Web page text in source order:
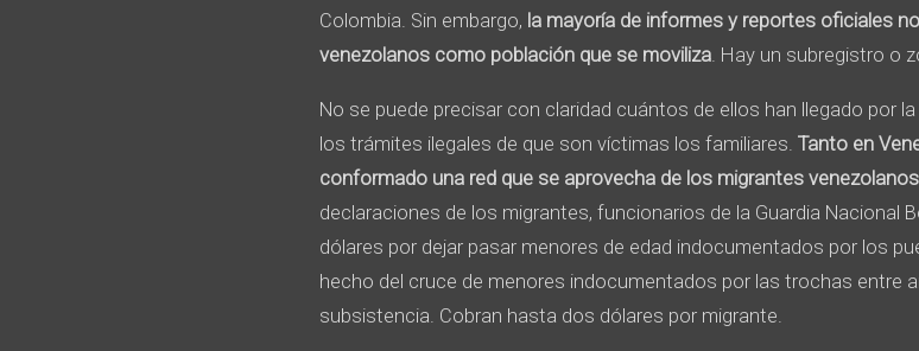
Colombia. Sin embargo, la mayoría de informes y reportes oficiales
venezolanos como población que se moviliza. Hay un subregistro o
No se puede precisar con claridad cuántos de ellos han llegado por
los trámites ilegales de que son víctimas los familiares. Tanto en
conformado una red que se aprovecha de los migrantes
declaraciones de los migrantes, funcionarios de la Guardia Nacional
dólares por dejar pasar menores de edad indocumentados por los
hecho del cruce de menores indocumentados por las trochas entre
subsistencia. Cobran hasta dos dólares por migrante.